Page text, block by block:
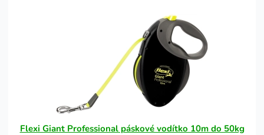
Flexi Giant Professional páskové vodítko 10m do 50kg